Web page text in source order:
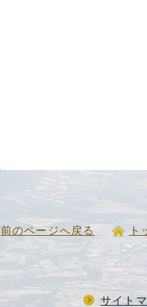
前のページへ戻る ト
サイト